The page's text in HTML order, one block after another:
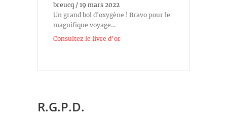
breucq / 19 mars 2022
Un grand bol d'oxygène ! Bravo pour le
magnifique voyage...
Consultez le livre d’or
R.G.P.D.